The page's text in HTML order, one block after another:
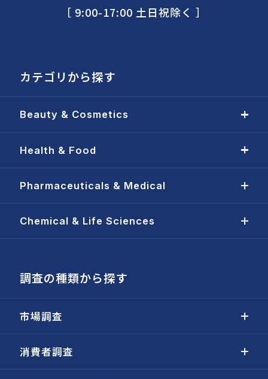
［ 9:00-17:00 土日祝除く ］
カテゴリから探す
Beauty & Cosmetics
Health & Food
Pharmaceuticals & Medical
Chemical & Life Sciences
調査の種類から探す
市場調査
消費者調査